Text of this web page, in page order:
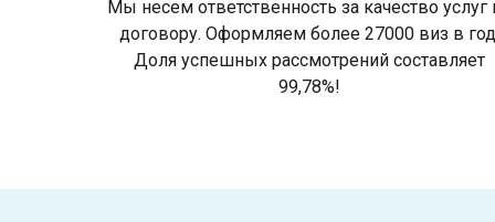
Мы несем ответственность за качество услуг
договору. Оформляем более 27000 виз в
Доля успешных рассмотрений составляет
99,78%!